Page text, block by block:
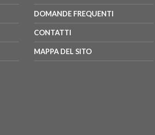
DOMANDE FREQUENTI
CONTATTI
MAPPA DEL SITO